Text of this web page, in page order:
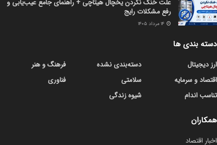
علت خنک نکردن یخچال هیتاچی + راهنمای جامع عیب‌یابی و
رفع مشکلات رایج
دسته بندی ها
ارز دیجیتال
اقتصاد و سرمایه
تناسب اندام
دسته‌بندی نشده
سلامتی
شیوه زندگی
فرهنگ و هنر
فناوری
همکاران
اخبار اقتصاد